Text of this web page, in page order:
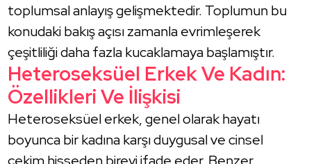
toplumsal anlayış gelişmektedir. Toplumun bu
konudaki bakış açısı zamanla evrimleşerek
çeşitliliği daha fazla kucaklamaya başlamıştır.
Heteroseksüel Erkek Ve Kadın:
Özellikleri Ve İlişkisi
Heteroseksüel erkek, genel olarak hayatı
boyunca bir kadına karşı duygusal ve cinsel